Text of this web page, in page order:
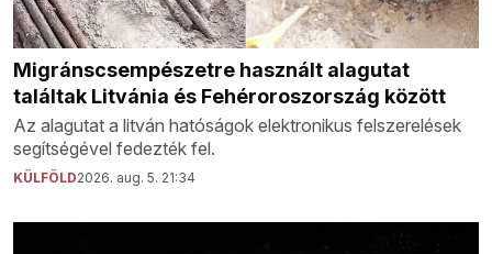
Migránscsempészetre használt alagutat
találtak Litvánia és Fehéroroszország között
Az alagutat a litván hatóságok elektronikus felszerelések
segítségével fedezték fel.
KÜLFÖLD2026. aug. 5. 21:34